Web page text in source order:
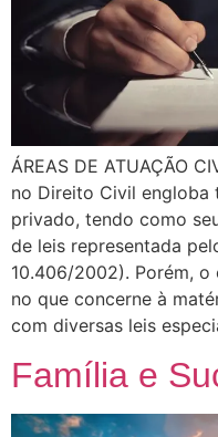
ÁREAS DE ATUAÇÃO
no Direito Civil engloba
privado, tendo como
de leis representada
10.406/2002). Porém,
no que concerne à
com diversas leis
Família e